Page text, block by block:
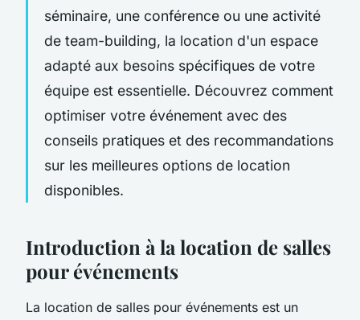
séminaire, une conférence ou une activité
de team-building, la location d'un espace
adapté aux besoins spécifiques de votre
équipe est essentielle. Découvrez comment
optimiser votre événement avec des
conseils pratiques et des recommandations
sur les meilleures options de location
disponibles.
Introduction à la location de salles
pour événements
La location de salles pour événements est un